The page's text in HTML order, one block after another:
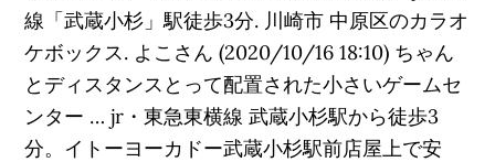
線「武蔵小杉」駅徒歩3分. 川崎市 中原区のカラオ
ケボックス. よこさん (2020/10/16 18:10) ちゃん
とディスタンスとって配置された小さいゲームセ
ンター … jr・東急東横線 武蔵小杉駅から徒歩3
分。イトーヨーカドー武蔵小杉駅前店屋上で安